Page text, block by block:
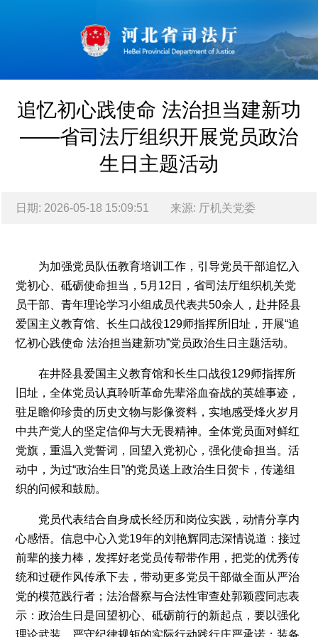
追忆初心践使命 法治担当建新功
——省司法厅组织开展党员政治
生日主题活动
日期: 2026-05-18 15:09:51 来源: 厅机关党委
18
厅机
关党
委
为加强党员队伍教育培训工作，引导党员干部追忆入
党初心、砥砺使命担当，5月12日，省司法厅组织机关党
员干部、青年理论学习小组成员代表共50余人，赴井陉县
爱国主义教育馆、长生口战役129师指挥所旧址，开展“追
忆初心践使命 法治担当建新功”党员政治生日主题活动。
在井陉县爱国主义教育馆和长生口战役129师指挥所
旧址，全体党员认真聆听革命先辈浴血奋战的英雄事迹，
驻足瞻仰珍贵的历史文物与影像资料，实地感受烽火岁月
中共产党人的坚定信仰与大无畏精神。全体党员面对鲜红
党旗，重温入党誓词，回望入党初心，强化使命担当。活
动中，为过“政治生日”的党员送上政治生日贺卡，传递组
织的问候和鼓励。
党员代表结合自身成长经历和岗位实践，动情分享内
心感悟。信息中心入党19年的刘艳辉同志深情说道：接过
前辈的接力棒，发挥好老党员传帮带作用，把党的优秀传
统和过硬作风传承下去，带动更多党员干部做全面从严治
党的模范践行者；法治督察与合法性审查处郭颖霞同志表
示：政治生日是回望初心、砥砺前行的新起点，要以强化
理论武装、严守纪律规矩的实际行动践行庄严承诺；装备